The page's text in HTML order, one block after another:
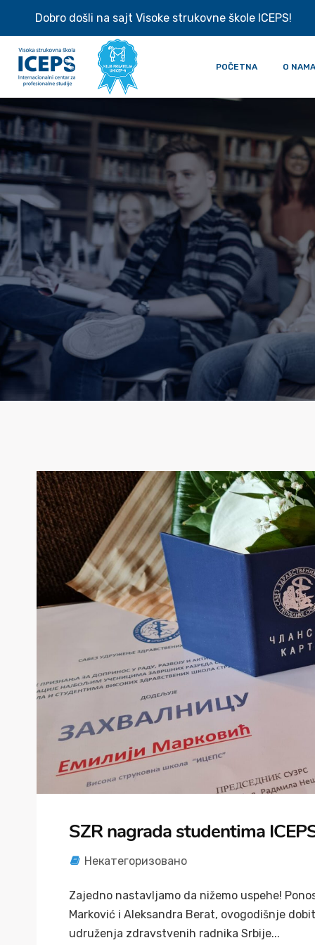
Dobro došli na sajt Visoke strukovne škole ICEPS!
POČETNA O NAMA
SZR nagrada studentima
Некатегоризовано
Zajedno nastavljamo da nižemo uspehe!
Marković i Aleksandra Berat, ovogodišnje
udruženja zdravstvenih radnika Srbije...